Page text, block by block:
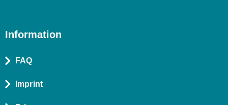
Information
FAQ
Imprint